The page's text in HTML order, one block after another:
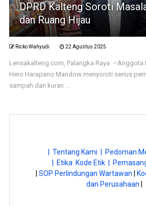
DPRD Kalteng Soroti
dan Ruang Hijau
Ricko Wahyudi 22 Agustus 2025
Lensakalteng.com, Palangka Raya –Anggota
Hero Harapano Mandow menyoroti serius
sampah dan kuran ...
| Tentang Kami |
Pedoman
| Etika Kode Etik |
SOP Perlindungan Wartawan
dan Perusahaan